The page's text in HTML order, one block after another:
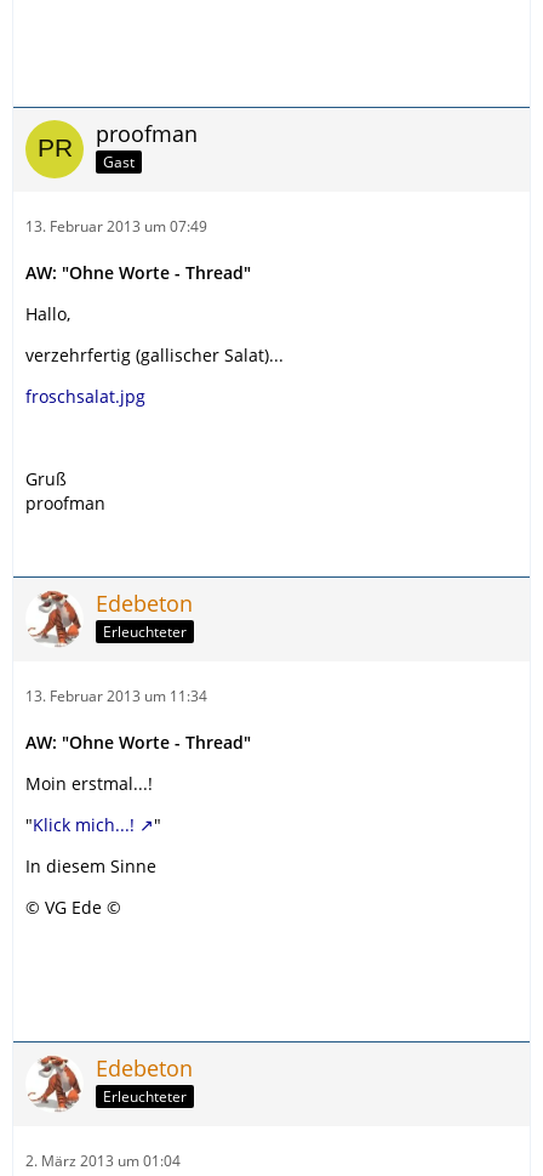
proofman
Gast
13. Februar 2013 um 07:49
AW: "Ohne Worte - Thread"
Hallo,
verzehrfertig (gallischer Salat)...
froschsalat.jpg
Gruß
proofman
Edebeton
Erleuchteter
13. Februar 2013 um 11:34
AW: "Ohne Worte - Thread"
Moin erstmal...!
"Klick mich...!
"
In diesem Sinne
© VG Ede ©
Edebeton
Erleuchteter
2. März 2013 um 01:04